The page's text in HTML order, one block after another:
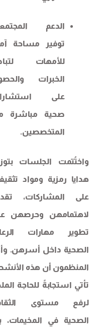
الدعم المجتمعي:
توفير مساحة آمنة
للأمهات لتبادل
الخبرات والحصول
على استشارات
صحية مباشرة من
المتخصصين.
واختُتمت الجلسات بتوزيع
هدايا رمزية ومواد تثقيفية
على المشاركات، تقديراً
لاهتمامهن وحرصهن على
تطوير مهارات الرعاية
الصحية داخل أسرهن. وأكد
المنظمون أن هذه الأنشطة
تأتي استجابةً للحاجة الملحة
لرفع مستوى الثقافة
الصحية في المخيمات، بما